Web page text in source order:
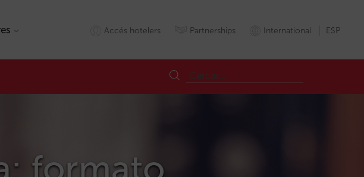
Accés hotelers Partnerships International ESP